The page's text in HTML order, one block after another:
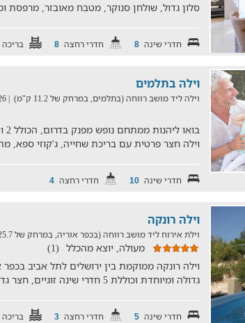
סלון גדול, שולחן סנוקר, מטבח מאובזר, מרפסת
חדרי שינה 8 חדרי רחצה 8 בריכה
וילה בתלמים
וילה ליד מושב רווחה (בתלמים, במרחק של 11.2 ק"מ) | 04/08/2026
וילה חצר פרטית עם בריכת שחייה, ג'קוזי ספא,
חדרי שינה 10 חדרי רחצה 4
וילה רונקה
וילת אירוח ליד מושב רווחה (בכפר אוריה, במרחק של 25.7 ק"מ)
מעולה, יוצא מהכלל (1)
וילה רונקה ממוקמת בין ירושלים לתל אביב בכפר
גדולה ומיוחדת וכוללת 5 חדרי שינה זוגיים, חצר גדולה, ברי
חדרי שינה 5 חדרי רחצה 3 בריכה